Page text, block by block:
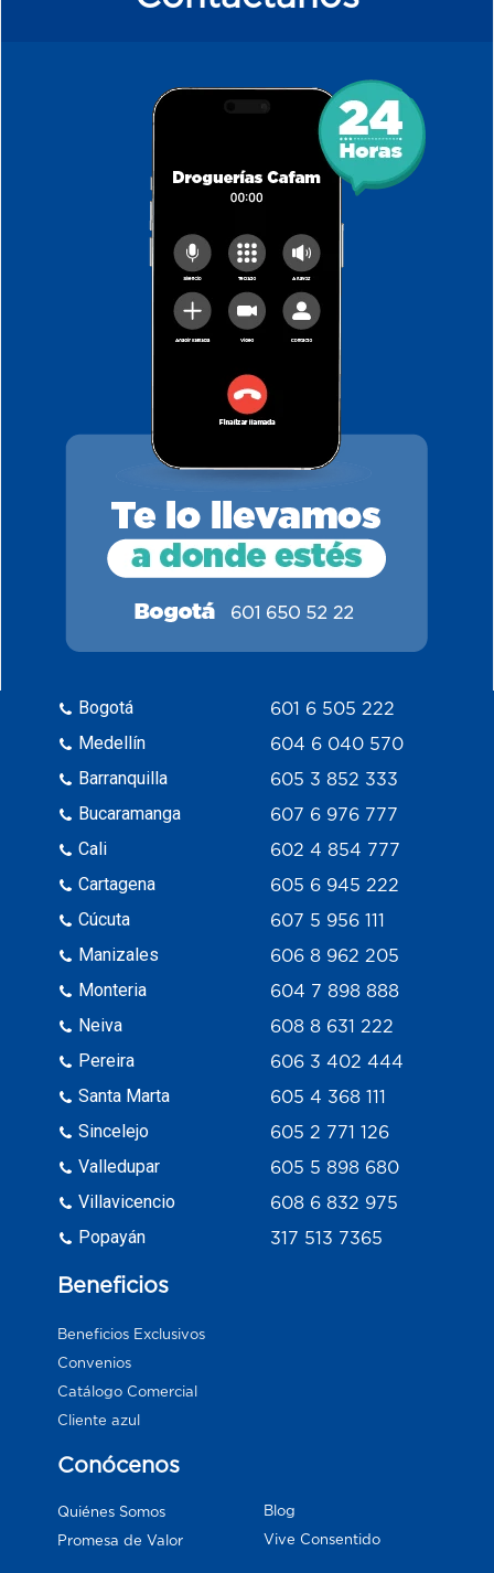
Bogotá
Medellín
Barranquilla
Bucaramanga
Cali
Cartagena
Cúcuta
Manizales
Monteria
Neiva
Pereira
Santa Marta
Sincelejo
Valledupar
Villavicencio
Popayán
601 6 505 222
604 6 040 570
605 3 852 333
607 6 976 777
602 4 854 777
605 6 945 222
607 5 956 111
606 8 962 205
604 7 898 888
608 8 631 222
606 3 402 444
605 4 368 111
605 2 771 126
605 5 898 680
608 6 832 975
317 513 7365
Beneficios
Beneficios Exclusivos
Convenios
Catálogo Comercial
Cliente azul
Conócenos
Quiénes Somos
Promesa de Valor
Blog
Vive Consentido